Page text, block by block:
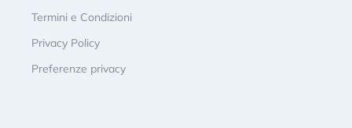
Termini e Condizioni
Privacy Policy
Preferenze privacy